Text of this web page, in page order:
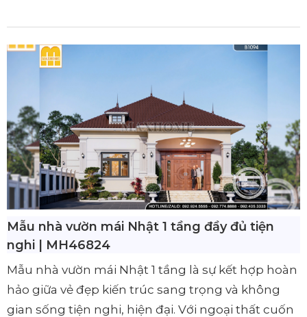
Mẫu nhà vườn mái Nhật 1 tầng đầy đủ tiện
nghi | MH46824
Mẫu nhà vườn mái Nhật 1 tầng là sự kết hợp hoàn
hảo giữa vẻ đẹp kiến trúc sang trọng và không
gian sống tiện nghi, hiện đại. Với ngoại thất cuốn